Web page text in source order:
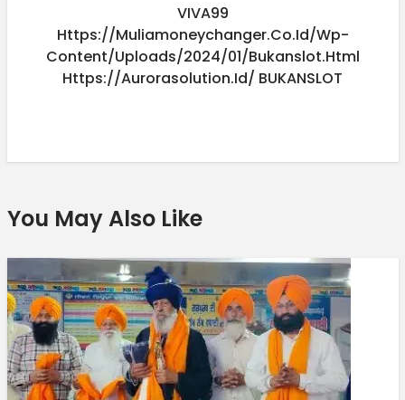
VIVA99
Https://muliamoneychanger.co.id/wp-
Content/uploads/2024/01/bukanslot.html
Https://aurorasolution.id/ BUKANSLOT
You May Also Like